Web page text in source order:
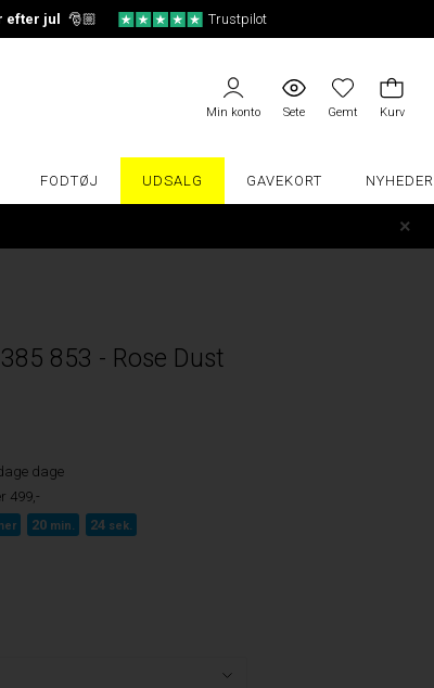
efter jul 🎅🏼 Trustpilot
Min konto Sete Gemt Kurv
FODTØJ UDSALG GAVEKORT NYHEDER
853 - Rose Dust
dage
499,-
20 min. 23 sek.